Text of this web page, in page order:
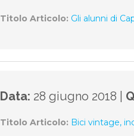
Titolo Articolo: Gli alunni di
Data: 28 giugno 2018 |
Titolo Articolo: Bici vintage,